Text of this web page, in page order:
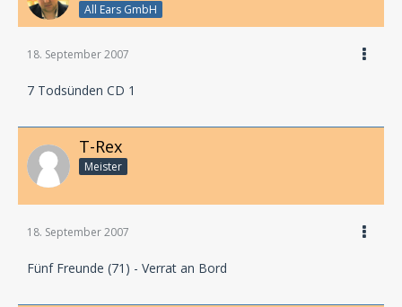
All Ears GmbH
18. September 2007
7 Todsünden CD 1
T-Rex
Meister
18. September 2007
Fünf Freunde (71) - Verrat an Bord